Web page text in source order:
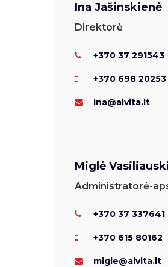
Ina Jašinskienė
Direktorė
+370 37 291543
+370 698 20253
ina@aivita.lt
Miglė
Administratorė-
+370 37 337641
+370 615 80162
migle@aivita.lt